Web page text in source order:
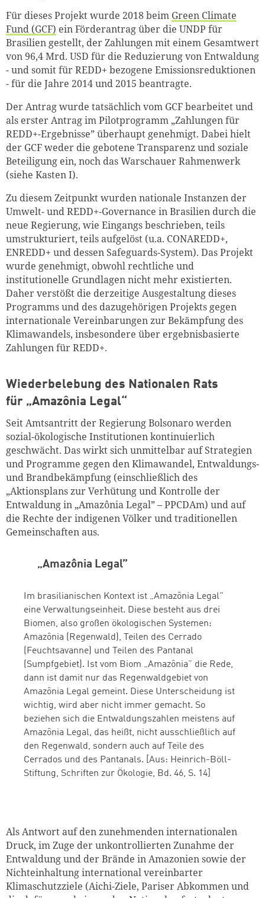
Für dieses Projekt wurde 2018 beim Green Climate
Fund (GCF) ein Förderantrag über die UNDP für
Brasilien gestellt, der Zahlungen mit einem Gesamtwert
von 96,4 Mrd. USD für die Reduzierung von Entwaldung
- und somit für REDD+ bezogene Emissionsreduktionen
- für die Jahre 2014 und 2015 beantragte.
Der Antrag wurde tatsächlich vom GCF bearbeitet und
als erster Antrag im Pilotprogramm „Zahlungen für
REDD+-Ergebnisse”überhaupt genehmigt. Dabei hielt
der GCF weder die gebotene Transparenz und soziale
Beteiligung ein, noch das Warschauer Rahmenwerk
(siehe Kasten I).
Zu diesem Zeitpunkt wurden nationale Instanzen der
Umwelt- und REDD+-Governance in Brasilien durch die
neue Regierung, wie Eingangs beschrieben, teils
umstrukturiert, teils aufgelöst (u.a. CONAREDD+,
ENREDD+ und dessen Safeguards-System). Das Projekt
wurde genehmigt, obwohl rechtliche und
institutionelle Grundlagen nicht mehr existierten.
Daher verstößt die derzeitige Ausgestaltung dieses
Programms und des dazugehörigen Projekts gegen
internationale Vereinbarungen zur Bekämpfung des
Klimawandels, insbesondere über ergebnisbasierte
Zahlungen für REDD+.
Wiederbelebung des Nationalen Rats
für „Amazônia Legal“
Seit Amtsantritt der Regierung Bolsonaro werden
sozial-ökologische Institutionen kontinuierlich
geschwächt. Das wirkt sich unmittelbar auf Strategien
und Programme gegen den Klimawandel, Entwaldungs-
und Brandbekämpfung (einschließlich des
„Aktionsplans zur Verhütung und Kontrolle der
Entwaldung in „Amazônia Legal” – PPCDAm) und auf
die Rechte der indigenen Völker und traditionellen
Gemeinschaften aus.
„Amazônia Legal”
Im brasilianischen Kontext ist „Amazônia Legal"
eine Verwaltungseinheit. Diese besteht aus drei
Biomen, also großen ökologischen Systemen:
Amazônia (Regenwald), Teilen des Cerrado
(Feuchtsavanne) und Teilen des Pantanal
(Sumpfgebiet). Ist vom Biom „Amazônia” die Rede,
dann ist damit nur das Regenwaldgebiet von
Amazônia Legal gemeint. Diese Unterscheidung ist
wichtig, wird aber nicht immer gemacht. So
beziehen sich die Entwaldungszahlen meistens auf
Amazônia Legal, das heißt, nicht ausschließlich auf
den Regenwald, sondern auch auf Teile des
Cerrados und des Pantanals. [Aus: Heinrich-Böll-
Stiftung, Schriften zur Ökologie, Bd. 46, S. 14]
Als Antwort auf den zunehmenden internationalen
Druck, im Zuge der unkontrollierten Zunahme der
Entwaldung und der Brände in Amazonien sowie der
Nichteinhaltung international vereinbarter
Klimaschutzziele (Aichi-Ziele, Pariser Abkommen und
Zum Warenkorb